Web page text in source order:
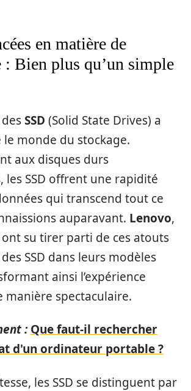
en matière de
: Bien plus qu’un simple
SSD (Solid State Drives) a
monde du stockage.
aux disques durs
SSD offrent une rapidité
qui transcend tout ce
auparavant. Lenovo,
ont su tirer parti de ces atouts
SSD dans leurs modèles
ainsi l’expérience
manière spectaculaire.
: Que faut-il rechercher
d'un ordinateur portable ?
les SSD se distinguent par